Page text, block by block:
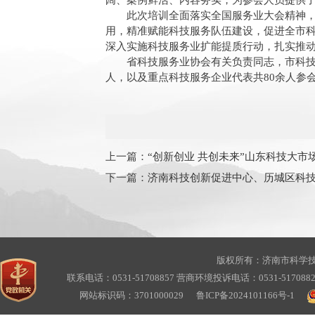
此次培训全面落实全国服务业大会精神
用，精准赋能科技服务队伍建设，促进全市
深入实施科技服务业扩能提质行动，扎实推
省科技服务业协会有关负责同志，市科
人，以及重点科技服务企业代表共80余人参
上一篇： “创新创业 共创未来”山东科技大市
下一篇： 济南科技创新促进中心、历城区科
版权所有：济南市科学
联系电话：0531-51708857 营商环境投诉电话：0531-
网站标识码：3701000029
鲁ICP备2024101166号-1